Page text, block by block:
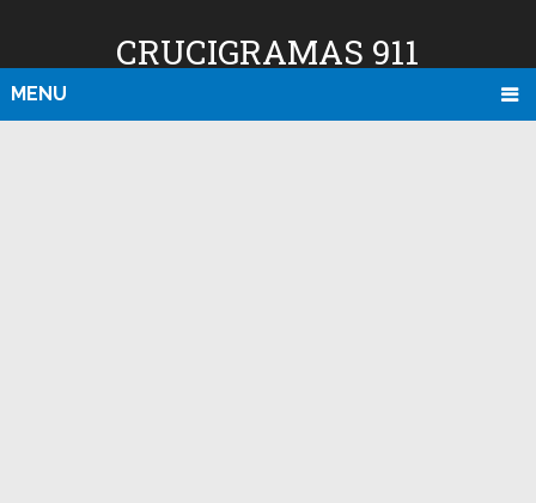
CRUCIGRAMAS 911
MENU